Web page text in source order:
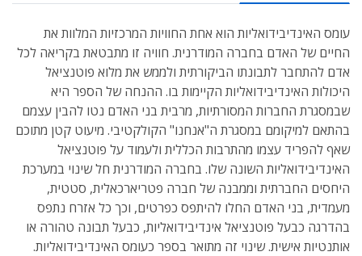
עומס האינדיבידואליות הוא אחת החוויות המרכזיות המלוות את
החיים של האדם בחברה המודרנית. חוויה זו מתבטאת בקריאה לכל
אדם להתחבר לתבונתו הביקורתית ולממש את מלוא פוטנציאל
היכולות האינדיבידואליות הקיימות בו. ההנחה של הספר היא
שבמסגרת החברות המסורתיות, מרבית בני האדם נטו להבין עצמם
בהתאם למיקומם במסגרת ה"אנחנו" הקולקטיבי. מיעוט קטן מתוכם
שאף להפריד עצמו מהתרבות הכללית ולעמוד על פוטנציאל
האינדיבידואליות השונה שלו. בחברה המודרנית חל שינוי במערכת
היחסים החברתית וממבנה של חברה פטריארכאלית, סטטית,
מעמדית, בני האדם החלו להיתפס כפרטים, וכך כל אזרח נתפס
בהדרגה כבעל פוטנציאל אינדיבידואליות, כבעל תבונה טהורה או
אותנטיות אישית. שינוי זה מתואר בספר כעומס האינדיבידואליות.